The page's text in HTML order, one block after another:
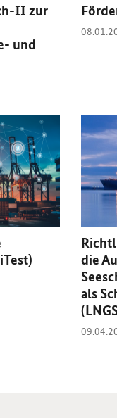
II zur
und
Datum:
die
als
Datum: